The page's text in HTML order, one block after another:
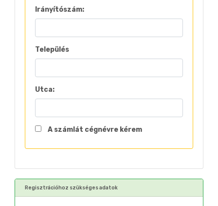
Irányítószám:
Település
Utca:
A számlát cégnévre kérem
Regisztrációhoz szükséges adatok